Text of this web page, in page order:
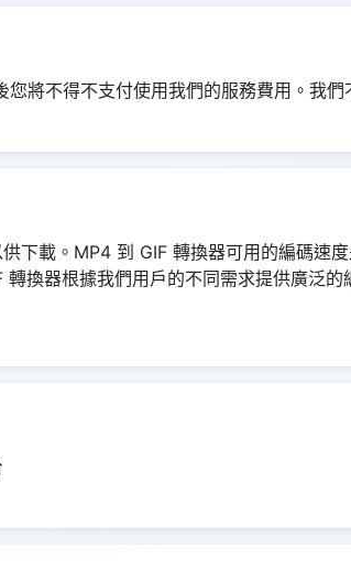
將不得不支付使用我們的服務費用。我
下載。MP4 到 GIF 轉換器可用的編碼速
換器根據我們用戶的不同需求提供廣泛